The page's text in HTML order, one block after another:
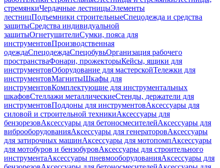
стремянкиЧердачные лестницыЭлементы
лестницПодъемники строительныеСпецодежда и средства
защитыСредства индивидуальной
защитыОгнетушителиСумки, пояса для
инструментовПроизводственная
одеждаСпецодеждаСпецобувьОрганизация рабочего
пространстваФонари, прожекторыКейсы, ящики для
инструментовОборудование для мастерскойТележки для
инструментовМагнитыШкафы для
инструментовКомплектующие для инструментальных
шкафовСтеллажи металлическиеСтенды, держатели для
инструментовПоддоны для инструментовАксессуары для
силовой и строительной техникиАксессуары для
бензорезовАксессуары для бетоносмесителейАксессуары для
виброоборудованияАксессуары для генераторовАксессуары
для затирочных машинАксессуары для мотопомпАксессуары
для мотобуров и бензобуровАксессуары для строительного
инструментаАксессуары пневмооборудованияАксессуары для